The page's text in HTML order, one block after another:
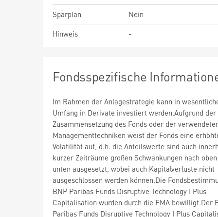
Sparplan
Nein
Hinweis
-
Fondsspezifische
Im Rahmen der Anlagestrategie kann in
Umfang in Derivate investiert werden.Aufgrund der
Zusammensetzung des Fonds oder der
Managementtechniken weist der Fonds eine
Volatilität auf, d.h. die Anteilswerte sind auch
kurzer Zeiträume großen Schwankungen nach
unten ausgesetzt, wobei auch Kapitalverluste nicht
ausgeschlossen werden können.Die
BNP Paribas Funds Disruptive Technology I Plus
Capitalisation wurden durch die FMA bewilligt.Der
Paribas Funds Disruptive Technology I Plus